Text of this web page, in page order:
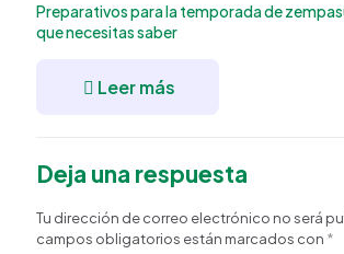
Preparativos para la temporada de
que necesitas saber
Leer más
Deja una respuesta
Tu dirección de correo electrónico no será
campos obligatorios están marcados con *